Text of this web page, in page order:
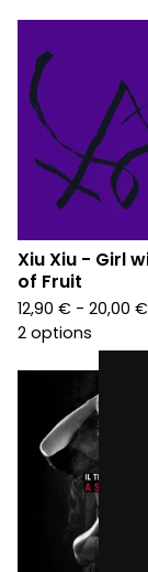
Xiu Xiu - Girl
of Fruit
12,90 € - 20,00 €
2 options